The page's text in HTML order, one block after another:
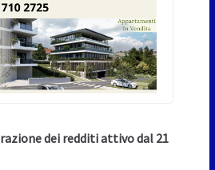
dei redditi attivo dal 21